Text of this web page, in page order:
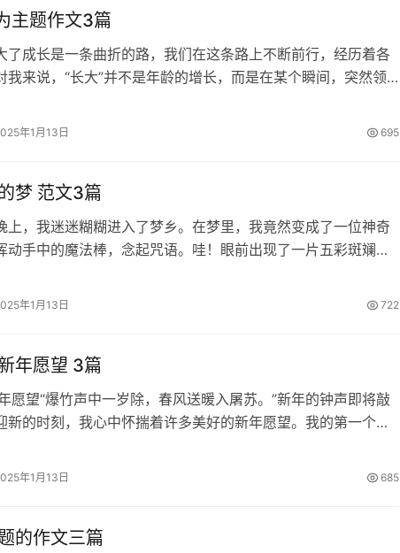
主题作文3篇
了成长是一条曲折的路，我们在这条路上不断前行，经历着各
我来说，“长大”并不是年龄的增长，而是在某个瞬间，突然领
年1月13日 695
梦 范文3篇
上，我迷迷糊糊进入了梦乡。在梦里，我竟然变成了一位神奇
动手中的魔法棒，念起咒语。哇！眼前出现了一片五彩斑斓的
年1月13日 722
年愿望 3篇
愿望“爆竹声中一岁除，春风送暖入屠苏。”新年的钟声即将敲
新的时刻，我心中怀揣着许多美好的新年愿望。我的第一个愿
年1月13日 685
的作文三篇